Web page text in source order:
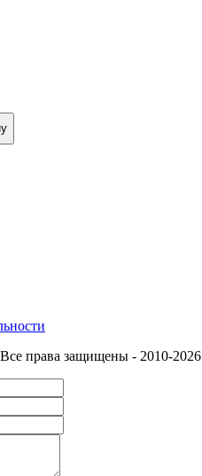
права защищены - 2010-2026